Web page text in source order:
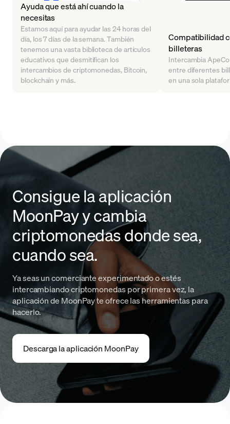
Ayuda que está ahí cuando la
necesitas
Estamos aquí para ayudar las 24 horas del
día, los 7 días de la semana. También
tenemos una vasta biblioteca de artículos
educativos que desmitifican los
intercambios de criptomonedas, Bitcoin,
blockchain y más.
Compatibilidad
billeteras
Intercambia
entre diferentes
en una sola
Consigue la aplicación
MoonPay y cambia
criptomonedas donde sea,
cuando sea.
Ya seas un comerciante experimentado o estés
intercambiando criptomonedas por primera vez, la
aplicación de MoonPay te ofrece las herramientas para
hacerlo.
Descarga la aplicación MoonPay